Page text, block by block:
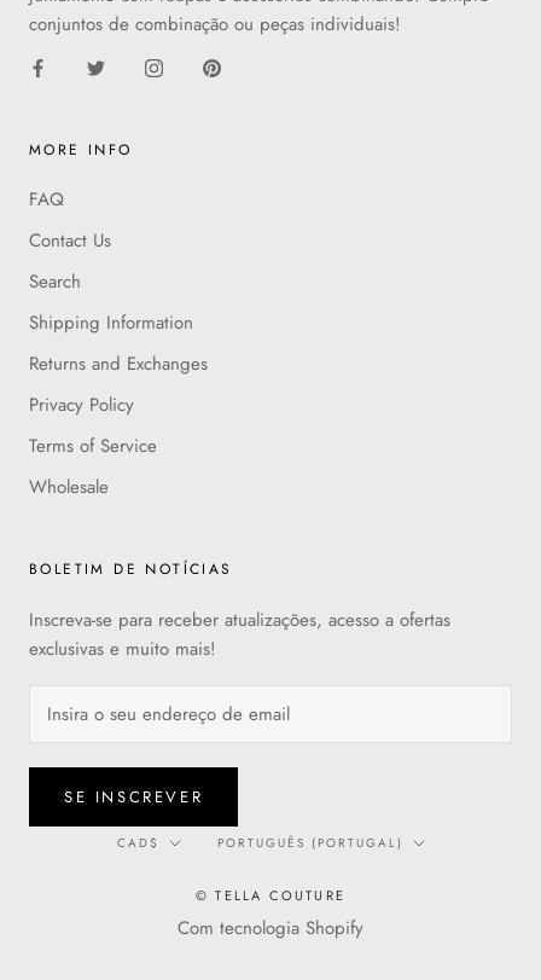
conjuntos de combinação ou peças individuais!
MORE INFO
FAQ
Contact Us
Search
Shipping Information
Returns and Exchanges
Privacy Policy
Terms of Service
Wholesale
BOLETIM DE NOTÍCIAS
Inscreva-se para receber atualizações, acesso a ofertas
exclusivas e muito mais!
SE INSCREVER
Moeda
CAD$ Língua
PORTUGUÊS (PORTUGAL)
© TELLA COUTURE
Com tecnologia Shopify